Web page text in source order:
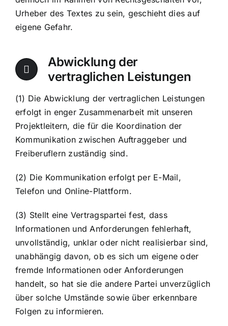
Urheber des Textes zu sein, geschieht dies auf
eigene Gefahr.
Abwicklung der
vertraglichen Leistungen
(1) Die Abwicklung der vertraglichen Leistungen
erfolgt in enger Zusammenarbeit mit unseren
Projektleitern, die für die Koordination der
Kommunikation zwischen Auftraggeber und
Freiberuflern zuständig sind.
(2) Die Kommunikation erfolgt per E-Mail,
Telefon und Online-Plattform.
(3) Stellt eine Vertragspartei fest, dass
Informationen und Anforderungen fehlerhaft,
unvollständig, unklar oder nicht realisierbar sind,
unabhängig davon, ob es sich um eigene oder
fremde Informationen oder Anforderungen
handelt, so hat sie die andere Partei unverzüglich
über solche Umstände sowie über erkennbare
Folgen zu informieren.